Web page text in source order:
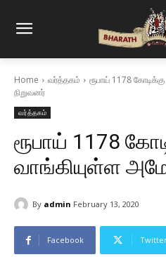
Home வர்த்தகம்
ரூபாய் 1178
நிறுவனர்
வர்த்தகம்
ரூபாய் 1178
வாங்கியுள்ள
By admin February 13, 2020
Facebook